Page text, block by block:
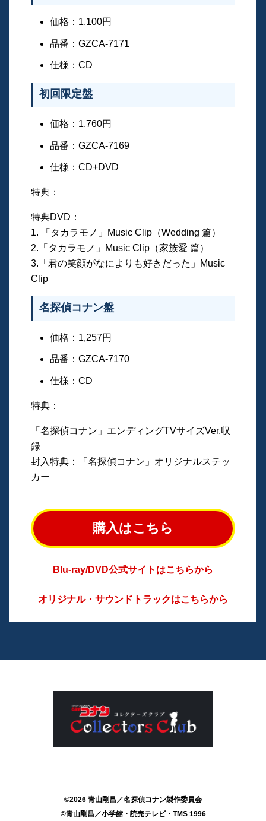
価格：1,100円
品番：GZCA-7171
仕様：CD
初回限定盤
価格：1,760円
品番：GZCA-7169
仕様：CD+DVD
特典：
特典DVD：
1. 「タカラモノ」Music Clip（Wedding 篇）
2.「タカラモノ」Music Clip（家族愛 篇）
3.「君の笑顔がなによりも好きだった」Music
Clip
名探偵コナン盤
価格：1,257円
品番：GZCA-7170
仕様：CD
特典：
「名探偵コナン」エンディングTVサイズVer.収
録
封入特典：「名探偵コナン」オリジナルステッ
カー
購入はこちら
Blu-ray/DVD公式サイトはこちらから
オリジナル・サウンドトラックはこちらから
©2026 青山剛昌／名探偵コナン製作委員会
©青山剛昌／小学館・読売テレビ・TMS 1996